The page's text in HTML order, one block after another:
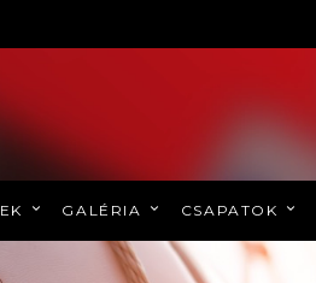
GALÉRIA CSAPATOK